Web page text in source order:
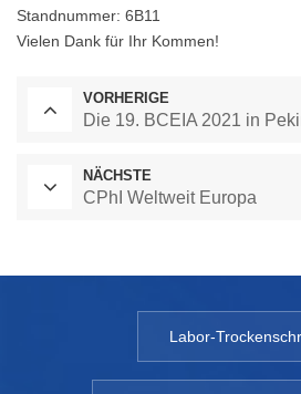
Standnummer: 6B11
Vielen Dank für Ihr Kommen!
VORHERIGE
Die 19. BCEIA 2021 in
NÄCHSTE
CPhI Weltweit Europa
Labor-